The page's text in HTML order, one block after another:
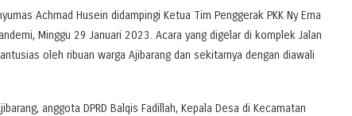
Achmad Husein didampingi Ketua Tim Penggerak PKK Ny Erna
Minggu 29 Januari 2023. Acara yang digelar di komplek Jalan
oleh ribuan warga Ajibarang dan sekitarnya dengan diawali
anggota DPRD Balqis Fadillah, Kepala Desa di Kecamatan